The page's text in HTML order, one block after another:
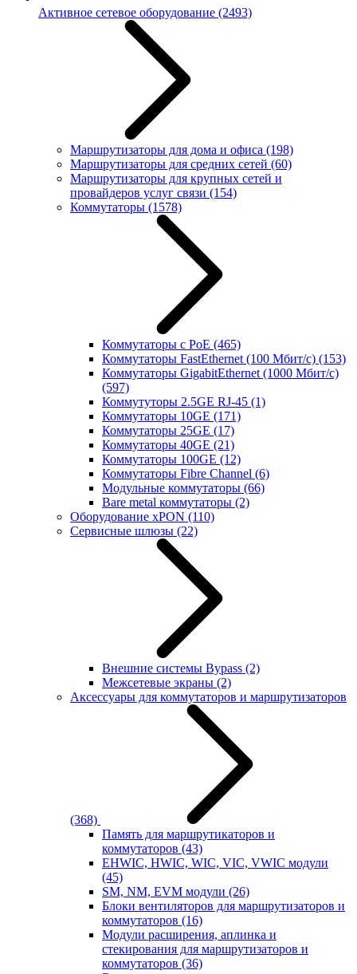
Активное сетевое оборудование (2493)
Маршрутизаторы для дома и офиса (198)
Маршрутизаторы для средних сетей (60)
Маршрутизаторы для крупных сетей и
провайдеров услуг связи (154)
Коммутаторы (1578)
Коммутаторы с PoE (465)
Коммутаторы FastEthernet (100 Мбит/с) (153)
Коммутаторы GigabitEthernet (1000 Мбит/с)
(597)
Коммутуторы 2.5GE RJ-45 (1)
Коммутаторы 10GE (171)
Коммутаторы 25GE (17)
Коммутаторы 40GE (21)
Коммутаторы 100GE (12)
Коммутаторы Fibre Channel (6)
Модульные коммутаторы (66)
Bare metal коммутаторы (2)
Оборудование xPON (110)
Сервисные шлюзы (22)
Внешние системы Bypass (2)
Межсетевые экраны (2)
Аксессуары для коммутаторов и маршрутизаторов
(368)
Память для маршрутикаторов и
коммутаторов (43)
EHWIC, HWIC, WIC, VIC, VWIC модули
(45)
SM, NM, EVM модули (26)
Блоки вентиляторов для маршрутизаторов и
коммутаторов (16)
Модули расширения, аплинка и
стекирования для маршрутизаторов и
коммутаторов (36)